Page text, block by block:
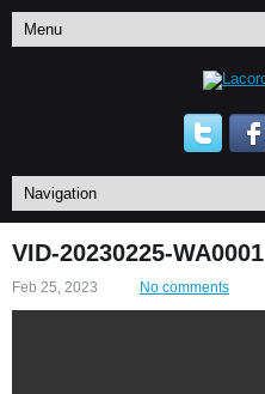
VID-20230225-WA0001
Feb 25, 2023 No comments